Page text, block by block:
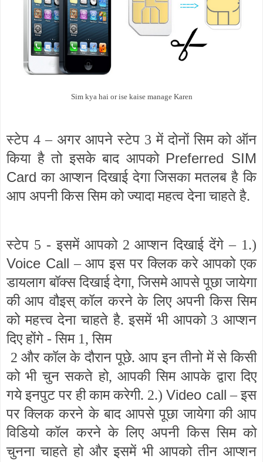
Sim kya hai or ise kaise manage Karen
स्टेप 4 – अगर आपने स्टेप 3 में दोनों सिम को ऑन
किया है तो इसके बाद आपको Preferred SIM
Card का आप्शन दिखाई देगा जिसका मतलब है कि
आप अपनी किस सिम को ज्यादा महत्व देना चाहते है.
स्टेप 5 - इसमें आपको 2 आप्शन दिखाई देंगे – 1.)
Voice Call – आप इस पर क्लिक करे आपको एक
डायलाग बॉक्स दिखाई देगा, जिसमे आपसे पूछा जायेगा
की आप वौइस् कॉल करने के लिए अपनी किस सिम
को महत्त्व देना चाहते है. इसमें भी आपको 3 आप्शन
दिए होंगे - सिम 1, सिम
2 और कॉल के दौरान पूछे. आप इन तीनो में से किसी
को भी चुन सकते हो, आपकी सिम आपके द्वारा दिए
गये इनपुट पर ही काम करेगी. 2.)Video call – इस
पर क्लिक करने के बाद आपसे पूछा जायेगा की आप
विडियो कॉल करने के लिए अपनी किस सिम को
चुनना चाहते हो और इसमें भी आपको तीन आप्शन